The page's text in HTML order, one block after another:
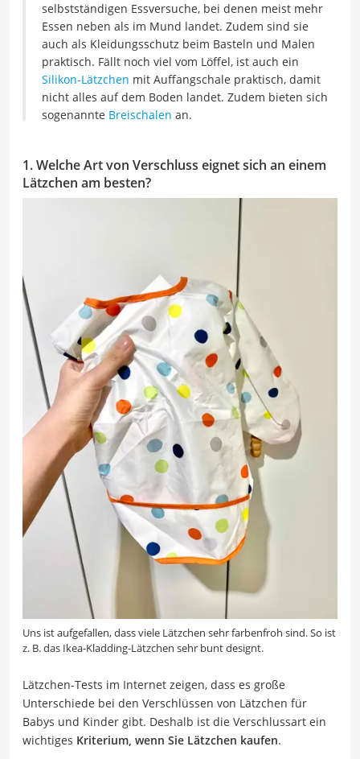
selbstständigen Essversuche, bei denen meist mehr
Essen neben als im Mund landet. Zudem sind sie
auch als Kleidungsschutz beim Basteln und Malen
praktisch. Fällt noch viel vom Löffel, ist auch ein
Silikon-Lätzchen mit Auffangschale praktisch, damit
nicht alles auf dem Boden landet. Zudem bieten sich
sogenannte Breischalen an.
1. Welche Art von Verschluss eignet sich an einem
Lätzchen am besten?
Uns ist aufgefallen, dass viele Lätzchen sehr farbenfroh sind. So ist
z. B. das Ikea-Kladding-Lätzchen sehr bunt designt.
Lätzchen-Tests im Internet zeigen, dass es große
Unterschiede bei den Verschlüssen von Lätzchen für
Babys und Kinder gibt. Deshalb ist die Verschlussart ein
wichtiges Kriterium, wenn Sie Lätzchen kaufen.